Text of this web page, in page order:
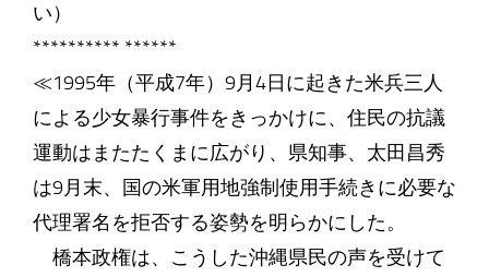
い）
********** ******
≪1995年（平成7年）9月4日に起きた米兵三人
による少女暴行事件をきっかけに、住民の抗議
運動はまたたくまに広がり、県知事、太田昌秀
は9月末、国の米軍用地強制使用手続きに必要な
代理署名を拒否する姿勢を明らかにした。
橋本政権は、こうした沖縄県民の声を受けて